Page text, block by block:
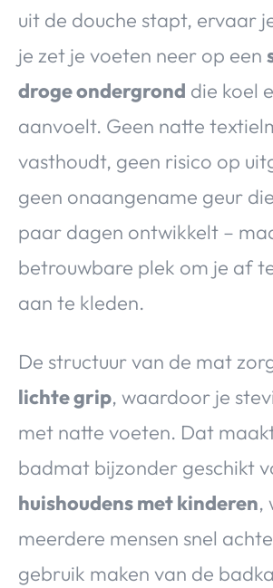
uit de douche stapt, ervaar
je zet je voeten neer op een
droge ondergrond die koel
aanvoelt. Geen natte
vasthoudt, geen risico op
geen onaangename geur
paar dagen ontwikkelt –
betrouwbare plek om je af
aan te kleden.
De structuur van de mat
lichte grip, waardoor je
met natte voeten. Dat
badmat bijzonder geschikt
huishoudens met kinderen,
meerdere mensen snel
gebruik maken van de